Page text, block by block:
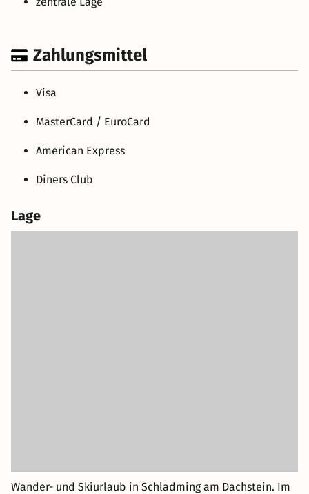
Zahlungsmittel
Visa
MasterCard / EuroCard
American Express
Diners Club
Lage
Wander- und Skiurlaub in Schladming am Dachstein. Im